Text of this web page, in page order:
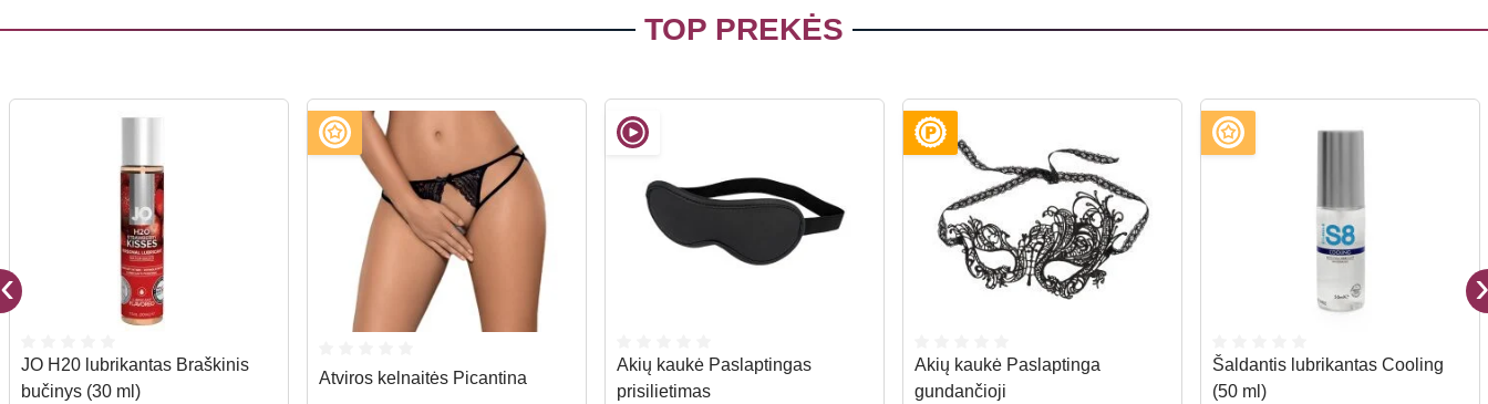
TOP PREKĖS
JO H20 lubrikantas Braškinis
bučinys (30 ml)
Atviros kelnaitės Picantina
Akių kaukė Paslaptingas
prisilietimas
Akių kaukė Paslaptinga
gundančioji
Šaldantis lubrikantas Cooling
(50 ml)